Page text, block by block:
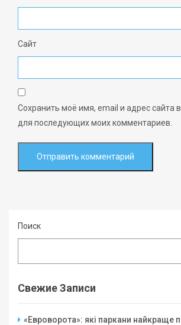
Сайт
Сохранить моё имя, email и адрес сайта
для последующих моих комментариев.
Поиск
Свежие Записи
«Евроворота»: які паркани найкраще